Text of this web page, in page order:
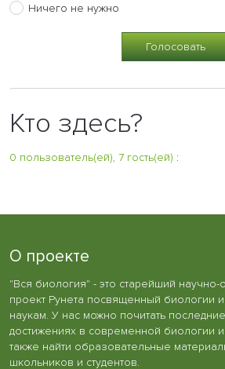
Ничего не нужно
Кто здесь?
0 пользователь(ей), 7 гость(ей) :
О проекте
"Вся биология" - это старейший
проект Рунета посвященный биологии
наукам. У нас можно почитать
достижениях в современной биологии
также найти образовательные
школьников и студентов.